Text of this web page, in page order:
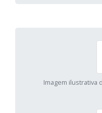
Imagem ilustrativa